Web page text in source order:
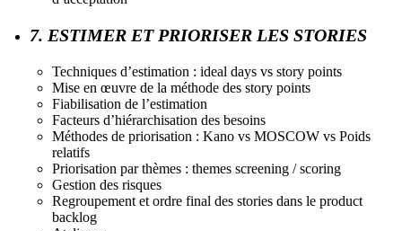
7. ESTIMER ET PRIORISER LES STORIES
Techniques d’estimation : ideal days vs story points
Mise en œuvre de la méthode des story points
Fiabilisation de l’estimation
Facteurs d’hiérarchisation des besoins
Méthodes de priorisation : Kano vs MOSCOW vs Poids
relatifs
Priorisation par thèmes : themes screening / scoring
Gestion des risques
Regroupement et ordre final des stories dans le product
backlog